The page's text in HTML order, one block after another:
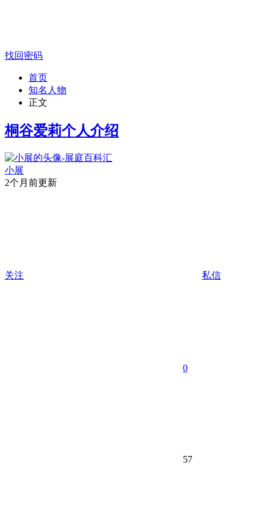
找回密码
首页
知名人物
正文
桐谷爱莉个人介绍
小展
2个月前更新
关注 私信
0
57